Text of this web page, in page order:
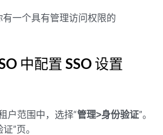
一个具有管理访问权限的
中配置 SSO 设置
户范围中，选择“管理>身份验证”。
”页。